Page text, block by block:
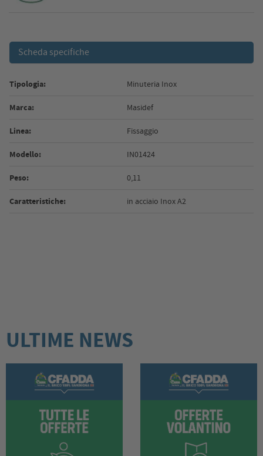
Scheda specifiche
Tipologia: Minuteria Inox
Marca: Masidef
Linea: Fissaggio
Modello: IN01424
Peso: 0,11
Caratteristiche: in acciaio Inox A2
ULTIME NEWS